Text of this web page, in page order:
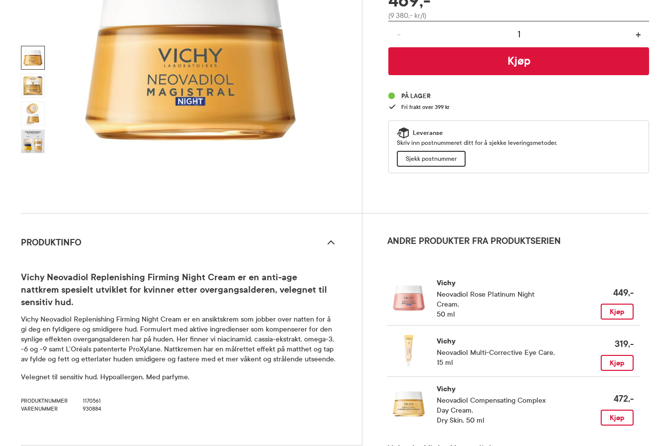
Pris
(9 380,- kr/l)
- +
Kjøp
PÅ LAGER
Fri frakt over 399 kr
Leveranse
Skriv inn postnummeret ditt for å sjekke leveringsmetoder.
Sjekk postnummer
PRODUKTINFO
Vichy Neovadiol Replenishing Firming Night Cream er en anti-age
nattkrem spesielt utviklet for kvinner etter overgangsalderen, velegnet til
sensitiv hud.
Vichy Neovadiol Replenishing Firming Night Cream er en ansiktskrem som jobber over natten for å
gi deg en fyldigere og smidigere hud. Formulert med aktive ingredienser som kompenserer for den
synlige effekten overgangsalderen har på huden. Her finner vi niacinamid, cassia-ekstrakt, omega-3,
-6 og -9 samt L’Oréals patenterte ProXylane. Nattkremen har en målrettet effekt på matthet og tap
av fylde og fett og etterlater huden smidigere og fastere med et mer våkent og strålende utseende.
Velegnet til sensitiv hud. Hypoallergen. Med parfyme.
PRODUKTNUMMER
1170561
VARENUMMER
930884
ANDRE PRODUKTER FRA PRODUKTSERIEN
Vichy
Neovadiol Rose Platinum Night
Cream,
50 ml
449,-
Kjøp
Vichy
Neovadiol Multi-Corrective Eye Care,
15 ml
319,-
Kjøp
Vichy
Neovadiol Compensating Complex
Day Cream,
Dry Skin, 50 ml
472,-
Kjøp